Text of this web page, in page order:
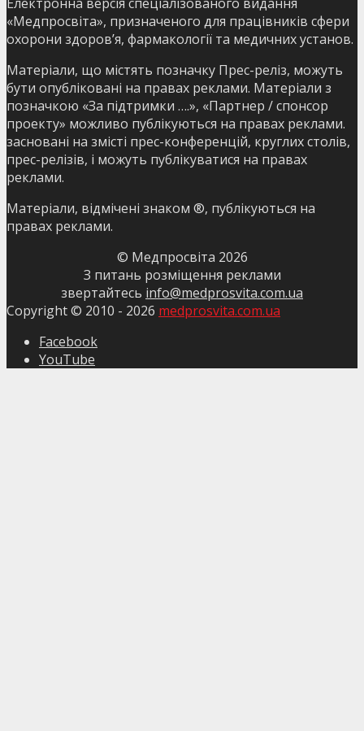
«Медпросвіта», призначеного для працівників сфери
охорони здоров’я, фармакології та медичних установ.
Матеріали, що містять позначку Прес-реліз, можуть
бути опубліковані на правах реклами. Матеріали з
позначкою «За підтримки ….», «Партнер / спонсор
проекту» можливо публікуються на правах реклами.
засновані на змісті прес-конференцій, круглих столів,
прес-релізів, і можуть публікуватися на правах
реклами.
Матеріали, відмічені знаком ®, публікуються на
правах реклами.
© Медпросвіта 2026
З питань розміщення реклами
звертайтесь info@medprosvita.com.ua
Copyright © 2010 - 2026 medprosvita.com.ua
Facebook
YouTube